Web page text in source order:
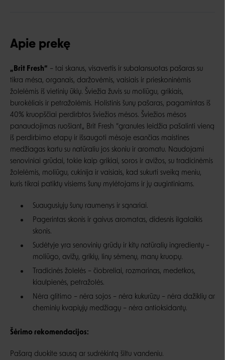
Apie prekę
„Brit Fresh“ – tai skanus, visavertis ir subalansuotas pašaras su
tikra mėsa, organais, daržovėmis, vaisiais ir prieskoninėmis
žolelėmis iš vietinių ūkių. Šviežia žuvis su moliūgu, grikiais,
burokėliais ir petražolėmis. Holistinis šunų pašaras, pagamintas iš
40% kruopščiai perdirbtos šviežios mėsos. Šviežios mėsos
panaudojimas ruošiant„ Brit Fresh “granules leidžia pašalinti vieną
iš perdirbimo etapų ir išsaugoti mėsoje esančias maistines
medžiagas kartu su natūraliu jos skoniu ir aromatu. Naudojami
senoviniai grūdai, tokie kaip grikiai, soros ir avižos, su tradicinėmis
žolelėmis, moliūgu, cukinija ir vaisiais, kad sukurti sveiką meniu,
kuris tikrai patiktų visiems šunų mylėtojams ir jų augintiniams.
Suaugusiųjų šunų raumenys ir sąnariai.
Pagerintas skonis ir gaivus aromatas, didesnis ilgalaikis
skonis.
Sudėtyje yra senovinių grūdų ir kitų natūralių ingredientų –
moliūgo, avižų, grikių, linų sėmenų, manų kruopų.
Tradicinės žolelės – čiobreliai, rozmarinas, medetkos,
kiaulpienės, petražolės.
Nėra glitimo – nėra sojos – nėra kukurūzų – nėra dažiklių ar
cheminių kvapiųjų medžiagų – nėra antioksidantų.
Šėrimo rekomendacijos:
Pašarą duokite sausą ar sudrėkintą šiltu vandeniu.